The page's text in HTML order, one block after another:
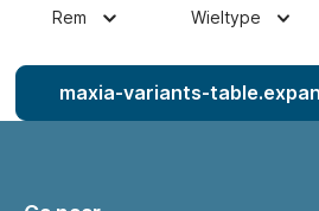
Rem Wieltype
maxia-variants-